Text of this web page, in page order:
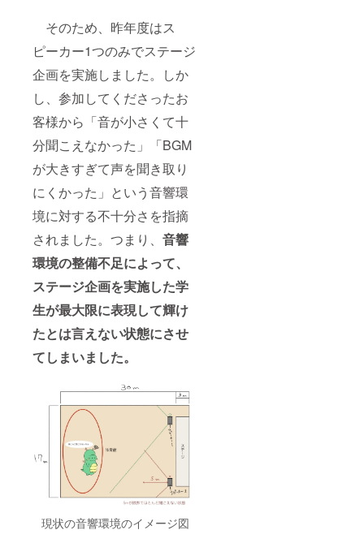
そのため、昨年度はス
ピーカー1つのみでステージ
企画を実施しました。しか
し、参加してくださったお
客様から「音が小さくて十
分聞こえなかった」「BGM
が大きすぎて声を聞き取り
にくかった」という音響環
境に対する不十分さを指摘
されました。つまり、 音響
環境の整備不足によって、
ステージ企画を実施した学
生が最大限に表現して輝け
たとは言えない状態にさせ
てしまいました。
現状の音響環境のイメージ図